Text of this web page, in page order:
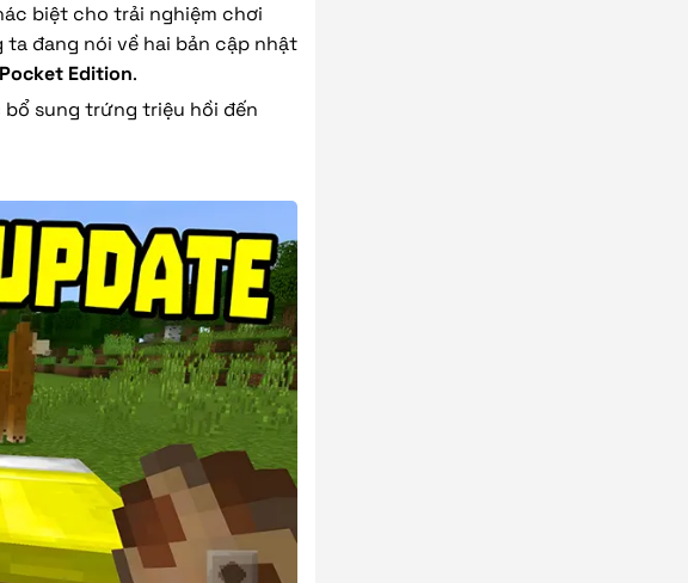
biệt cho trải nghiệm chơi
đang nói về hai bản cập nhật
Pocket Edition.
sung trứng triệu hồi đến